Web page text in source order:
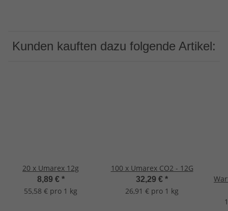
Kunden kauften dazu folgende Artikel:
20 x Umarex 12g
8,89 € *
55,58 € pro 1 kg
100 x Umarex CO2 - 12G
32,29 € *
26,91 € pro 1 kg